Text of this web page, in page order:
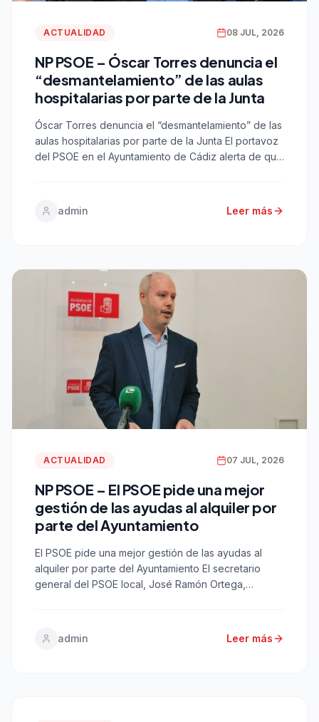
ACTUALIDAD 08 JUL, 2026
NP PSOE – Óscar Torres denuncia el
“desmantelamiento” de las aulas
hospitalarias por parte de la Junta
Óscar Torres denuncia el “desmantelamiento” de las
aulas hospitalarias por parte de la Junta El portavoz
del PSOE en el Ayuntamiento de Cádiz alerta de que
vulnera los derechos de los menores ingresados
con enfermedades graves en los hospitales Puerta
admin Leer más
ACTUALIDAD 07 JUL, 2026
NP PSOE – El PSOE pide una mejor
gestión de las ayudas al alquiler por
parte del Ayuntamiento
El PSOE pide una mejor gestión de las ayudas al
alquiler por parte del Ayuntamiento El secretario
general del PSOE local, José Ramón Ortega,
Cádiz, 7 de julio de 2026.- El secretario general del
PSOE en Cádiz capital, José […]
admin Leer más